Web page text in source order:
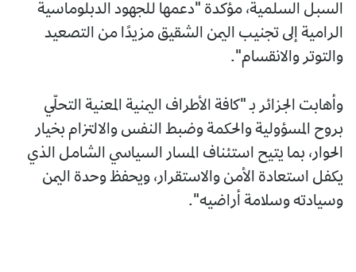
السبل السلمية، مؤكدة "دعمها للجهود الدبلوماسية
الرامية إلى تجنيب اليمن الشقيق مزيدًا من التصعيد
والتوتر والانقسام".
وأهابت الجزائر بـ "كافة الأطراف اليمنية المعنية التحلّي
بروح المسؤولية والحكمة وضبط النفس والالتزام بخيار
الحوار، بما يتيح استئناف المسار السياسي الشامل الذي
يكفل استعادة الأمن والاستقرار، ويحفظ وحدة اليمن
وسيادته وسلامة أراضيه".